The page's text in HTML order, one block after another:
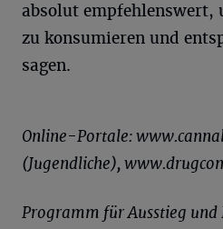
absolut empfehlenswert,
zu konsumieren und
sagen.
Online-Portale:
(Jugendliche),
Programm für Ausstieg